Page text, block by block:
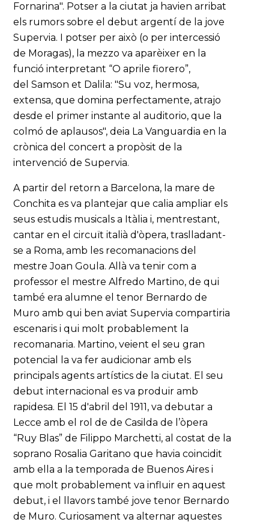
Fornarina". Potser a la ciutat ja havien arribat
els rumors sobre el debut argentí de la jove
Supervia. I potser per això (o per intercessió
de Moragas), la mezzo va aparèixer en la
funció interpretant “O aprile fiorero”,
del Samson et Dalila: "Su voz, hermosa,
extensa, que domina perfectamente, atrajo
desde el primer instante al auditorio, que la
colmó de aplausos", deia La Vanguardia en la
crònica del concert a propòsit de la
intervenció de Supervia.
A partir del retorn a Barcelona, la mare de
Conchita es va plantejar que calia ampliar els
seus estudis musicals a Itàlia i, mentrestant,
cantar en el circuït italià d'òpera, traslladant-
se a Roma, amb les recomanacions del
mestre Joan Goula. Allà va tenir com a
professor el mestre Alfredo Martino, de qui
també era alumne el tenor Bernardo de
Muro amb qui ben aviat Supervia compartiria
escenaris i qui molt probablement la
recomanaria. Martino, veient el seu gran
potencial la va fer audicionar amb els
principals agents artístics de la ciutat. El seu
debut internacional es va produir amb
rapidesa. El 15 d'abril del 1911, va debutar a
Lecce amb el rol de de Casilda de l’òpera
“Ruy Blas” de Filippo Marchetti, al costat de la
soprano Rosalia Garitano que havia coincidit
amb ella a la temporada de Buenos Aires i
que molt probablement va influir en aquest
debut, i el llavors també jove tenor Bernardo
de Muro. Curiosament va alternar aquestes